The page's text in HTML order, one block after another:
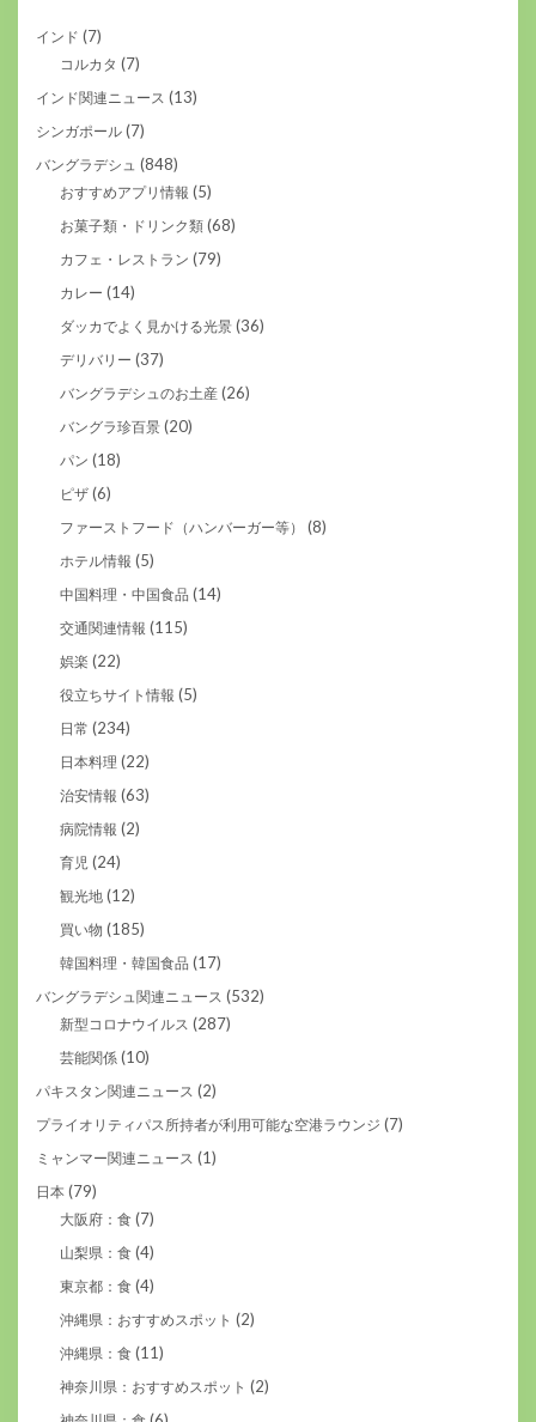
インド (7)
コルカタ (7)
インド関連ニュース (13)
シンガポール (7)
バングラデシュ (848)
おすすめアプリ情報 (5)
お菓子類・ドリンク類 (68)
カフェ・レストラン (79)
カレー (14)
ダッカでよく見かける光景 (36)
デリバリー (37)
バングラデシュのお土産 (26)
バングラ珍百景 (20)
パン (18)
ピザ (6)
ファーストフード（ハンバーガー等） (8)
ホテル情報 (5)
中国料理・中国食品 (14)
交通関連情報 (115)
娯楽 (22)
役立ちサイト情報 (5)
日常 (234)
日本料理 (22)
治安情報 (63)
病院情報 (2)
育児 (24)
観光地 (12)
買い物 (185)
韓国料理・韓国食品 (17)
バングラデシュ関連ニュース (532)
新型コロナウイルス (287)
芸能関係 (10)
パキスタン関連ニュース (2)
プライオリティパス所持者が利用可能な空港ラウンジ (7)
ミャンマー関連ニュース (1)
日本 (79)
大阪府：食 (7)
山梨県：食 (4)
東京都：食 (4)
沖縄県：おすすめスポット (2)
沖縄県：食 (11)
神奈川県：おすすめスポット (2)